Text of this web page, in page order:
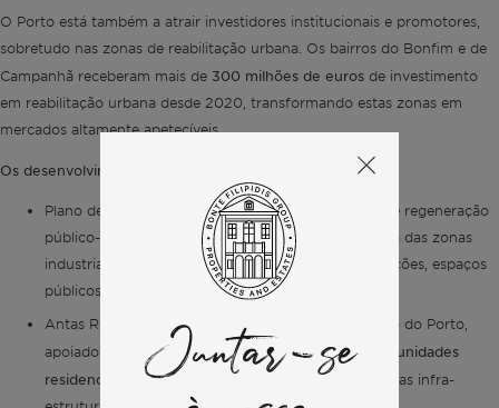
O Porto está também a atrair investidores institucionais e promotores,
sobretudo nas zonas de reabilitação urbana. Os bairros do Bonfim e de
Campanhã receberam mais de 300 milhões de euros de investimento
em reabilitação urbana desde 2020, transformando estas zonas em
mercados altamente apetecíveis.
Os desenvolvimentos notáveis incluem:
Plano de Urbanização de Campanhã: Um projeto de regeneração
público-privado de grande escala que revitaliza uma das zonas
industriais mais antigas do Porto com novas habitações, espaços
públicos, escritórios e pólos de mobilidade.
Antas Renascem: O maior empreendimento privado do Porto,
apoiado pelo Grupo Fortera, incluirá mais de 1.000 unidades
residenciais
, espaços verdes, áreas comerciais e novas infra-
Juntar-se